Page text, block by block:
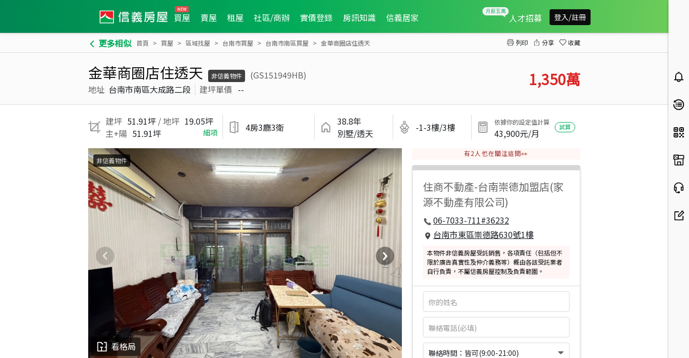
買屋 賣屋 租屋 社區/商辦 實價登錄 房訊知識 信義居家 人才招募 登入/註冊
更多相似 首頁 買屋 區域找屋 台南市買屋 台南市南區買屋 金華商圈店住透天 列印 分享 收藏
金華商圈店住透天 非信義物件
(GS151949HB)
地址 台南市南區大成路二段 建坪單價 -- 1,350萬
建坪 51.91坪 / 地坪 19.05坪
主+陽 51.91坪 細項 4房3廳3衛
38.8年
別墅/透天
-1-3樓/3樓 依據你的設定值計算
43,900元/月
試算
看格局
非信義物件
有2 人也在關注這間👀
住商不動產-台南崇德加盟店(家
源不動產有限公司)
06-7033-711#36232
台南市東區崇德路630號1樓
本物件非信義房屋受託銷售，各項責任（包括但不
限於廣告真實性及仲介義務等）概由各該受託業者
自行負責，不屬信義房屋控制及負責範圍。
聯絡時間：皆可(9:00-21:00)